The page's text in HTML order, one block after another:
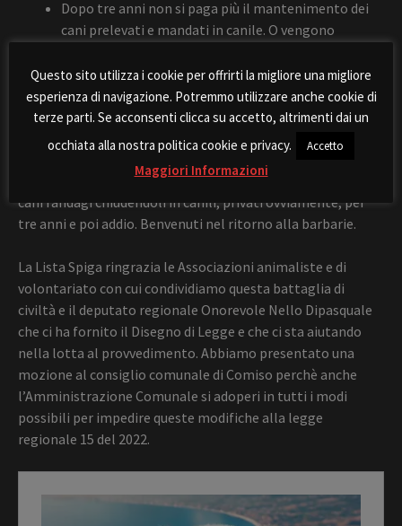
Dopo tre anni non si paga più il mantenimento dei
cani prelevati e mandati in canile. O vengono
mangiare e bere.
In caso di cani aggressivi viene eliminato il recupero
comportamentale. Il cane sarà detenuto in canile
fino alla morte.
Un disegno di legge chiaramente che mira ad ELIMINARE i
cani randagi chiudendoli in canili, privati ovviamente, per
tre anni e poi addio. Benvenuti nel ritorno alla barbarie.
La Lista Spiga ringrazia le Associazioni animaliste e di
volontariato con cui condividiamo questa battaglia di
civiltà e il deputato regionale Onorevole Nello Dipasquale
che ci ha fornito il Disegno di Legge e che ci sta aiutando
nella lotta al provvedimento. Abbiamo presentato una
mozione al consiglio comunale di Comiso perchè anche
l’Amministrazione Comunale si adoperi in tutti i modi
possibili per impedire queste modifiche alla legge
regionale 15 del 2022.
Questo sito utilizza i cookie per offrirti la migliore una migliore
esperienza di navigazione. Potremmo utilizzare anche cookie di
terze parti. Se acconsenti clicca su accetto, altrimenti dai un
occhiata alla nostra politica cookie e privacy.
Accetto
Maggiori Informazioni